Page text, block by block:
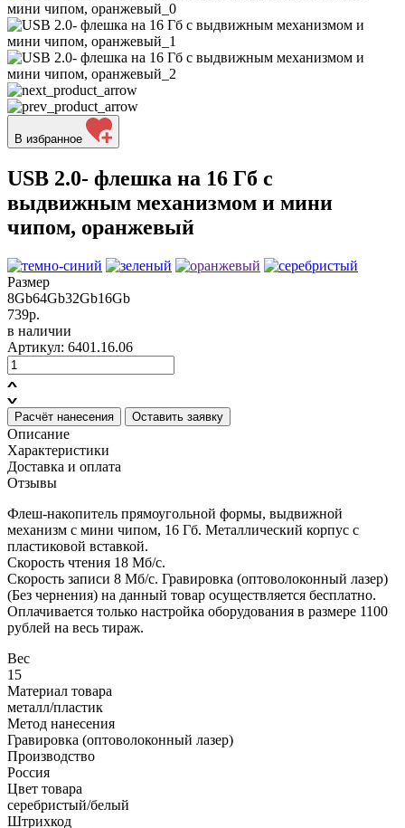
В избранное
USB 2.0- флешка на 16 Гб с
выдвижным механизмом и мини
чипом, оранжевый
Размер
8Gb64Gb32Gb16Gb
739р.
в наличии
Артикул: 6401.16.06
Расчёт нанесения Оставить заявку
Описание
Характеристики
Доставка и оплата
Отзывы
Флеш-накопитель прямоугольной формы, выдвижной
механизм с мини чипом, 16 Гб. Металлический корпус с
пластиковой вставкой.
Cкорость чтения 18 Мб/с.
Скорость записи 8 Мб/с. Гравировка (оптоволоконный лазер)
(Без чернения) на данный товар осуществляется бесплатно.
Оплачивается только настройка оборудования в размере 1100
рублей на весь тираж.
Вес
15
Материал товара
металл/пластик
Метод нанесения
Гравировка (оптоволоконный лазер)
Производство
Россия
Цвет товара
серебристый/белый
Штрихкод